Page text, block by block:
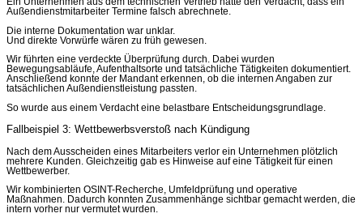
Außendienstmitarbeiter Termine falsch abrechnete.
Die interne Dokumentation war unklar.
Und direkte Vorwürfe wären zu früh gewesen.
Wir führten eine verdeckte Überprüfung durch. Dabei wurden
Bewegungsabläufe, Aufenthaltsorte und tatsächliche Tätigkeiten dokumentiert.
Anschließend konnte der Mandant erkennen, ob die internen Angaben zur
tatsächlichen Außendienstleistung passten.
So wurde aus einem Verdacht eine belastbare Entscheidungsgrundlage.
Fallbeispiel 3: Wettbewerbsverstoß nach Kündigung
Nach dem Ausscheiden eines Mitarbeiters verlor ein Unternehmen plötzlich
mehrere Kunden. Gleichzeitig gab es Hinweise auf eine Tätigkeit für einen
Wettbewerber.
Wir kombinierten OSINT-Recherche, Umfeldprüfung und operative
Maßnahmen. Dadurch konnten Zusammenhänge sichtbar gemacht werden, die
intern vorher nur vermutet wurden.